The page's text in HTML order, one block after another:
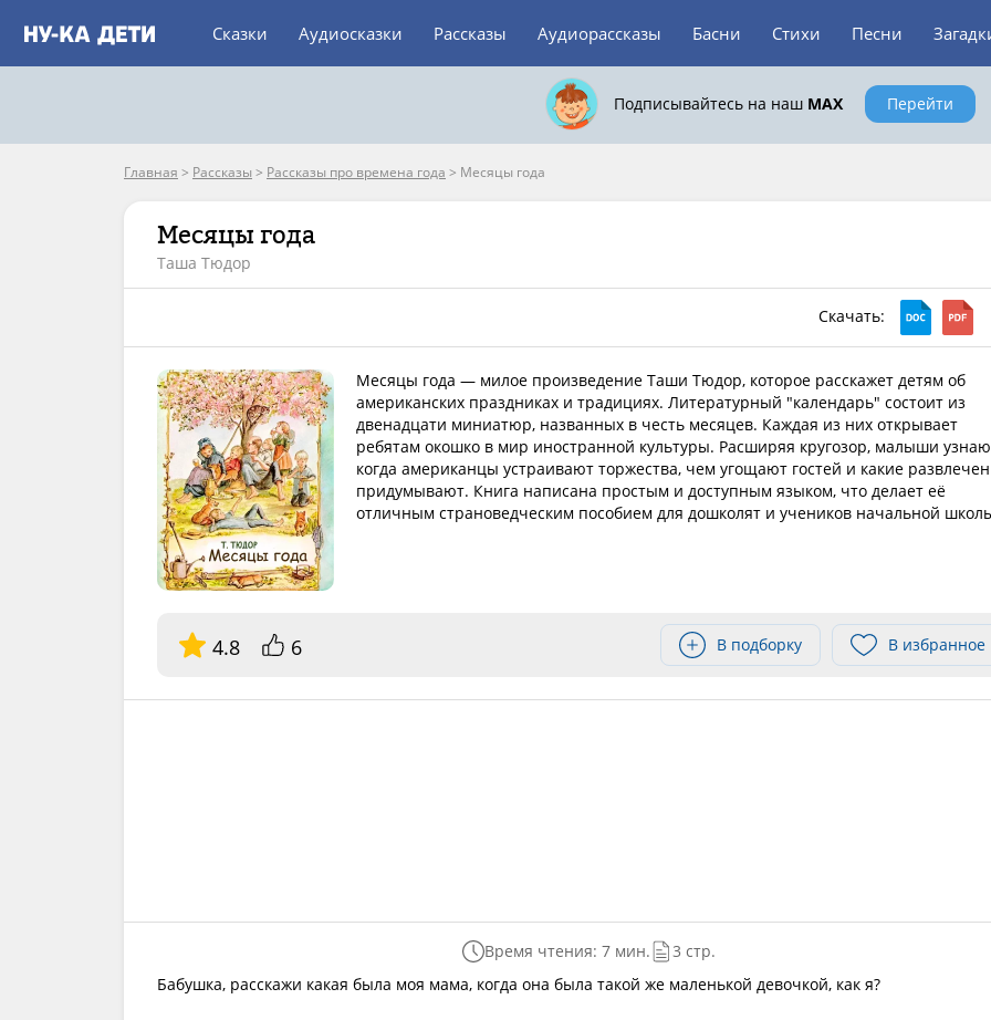
Сказки Аудиосказки Рассказы Аудиорассказы Басни Стихи Песни
Подписывайтесь на наш MAX Перейти
Главная > Рассказы > Рассказы про времена года > Месяцы года
Месяцы года
Таша Тюдор
Скачать:
Месяцы года — милое произведение Таши Тюдор, которое расскажет детям об
американских праздниках и традициях. Литературный "календарь" состоит из
двенадцати миниатюр, названных в честь месяцев. Каждая из них открывает
ребятам окошко в мир иностранной культуры. Расширяя кругозор, малыши
когда американцы устраивают торжества, чем угощают гостей и какие
придумывают. Книга написана простым и доступным языком, что делает её
отличным страноведческим пособием для дошколят и учеников начальной
4.8 6 В подборку В избранное
Время чтения: 7 мин.
3 стр.
Бабушка, расскажи какая была моя мама, когда она была такой же маленькой девочкой, как я?